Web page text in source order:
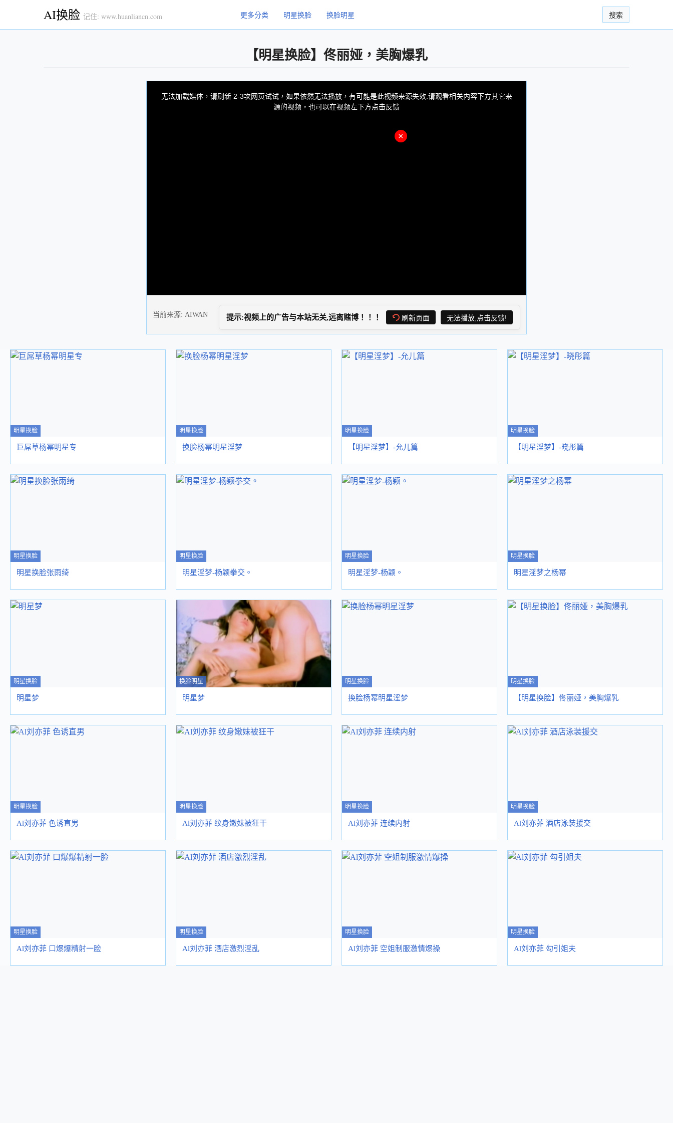
AI换脸 记住: www.huanliancn.com 更多分类 明星换脸 换脸明星 搜索
【明星换脸】佟丽娅，美胸爆乳
无法加载媒体，请刷新 2-3次网页试试，如果依然无法播放，有可能是此视频来源失效.请观看相关内容下方其它来
源的视频，也可以在视频左下方点击反馈
×
当前来源: AIWAN 提示:视频上的广告与本站无关,远离赌博！！！ 刷新页面 无法播放,点击反馈!
明星换脸
巨屌草杨幂明星专
明星换脸
换脸杨幂明星淫梦
明星换脸
【明星淫梦】-允儿篇
明星换脸
【明星淫梦】-晓彤篇
明星换脸
明星换脸张雨绮
明星换脸
明星淫梦-杨颖拳交。
明星换脸
明星淫梦-杨颖。
明星换脸
明星淫梦之杨幂
明星换脸
明星梦
换脸明星
明星梦
明星换脸
换脸杨幂明星淫梦
明星换脸
【明星换脸】佟丽娅，美胸爆乳
明星换脸
Al刘亦菲 色诱直男
明星换脸
Al刘亦菲 纹身嫩妹被狂干
明星换脸
Al刘亦菲 连续内射
明星换脸
Al刘亦菲 酒店泳装援交
明星换脸
Al刘亦菲 口爆爆精射一脸
明星换脸
Al刘亦菲 酒店激烈淫乱
明星换脸
Al刘亦菲 空姐制服激情爆操
明星换脸
Al刘亦菲 勾引姐夫